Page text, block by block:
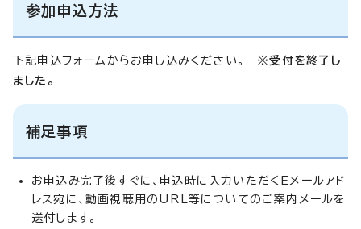
参加申込方法
下記申込フォームからお申し込みください。 ※受付を終了し
ました。
補足事項
お申込み完了後すぐに、申込時に入力いただくEメールアド
レス宛に、動画視聴用のURL等についてのご案内メールを
送付します。